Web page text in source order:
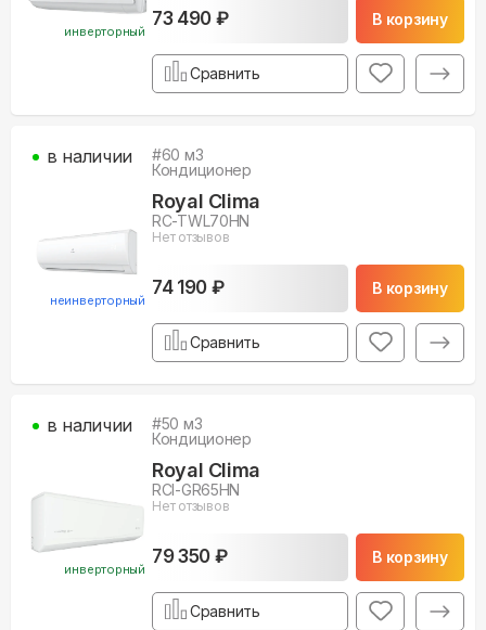
инверторный
73 490 ₽ В корзину
Сравнить
неинверторный
#60 м3
Кондиционер
Royal Clima
RC-TWL70HN
Нет отзывов
74 190 ₽ В корзину
в наличии
Сравнить
инверторный
#50 м3
Кондиционер
Royal Clima
RCI-GR65HN
Нет отзывов
79 350 ₽ В корзину
в наличии
Сравнить